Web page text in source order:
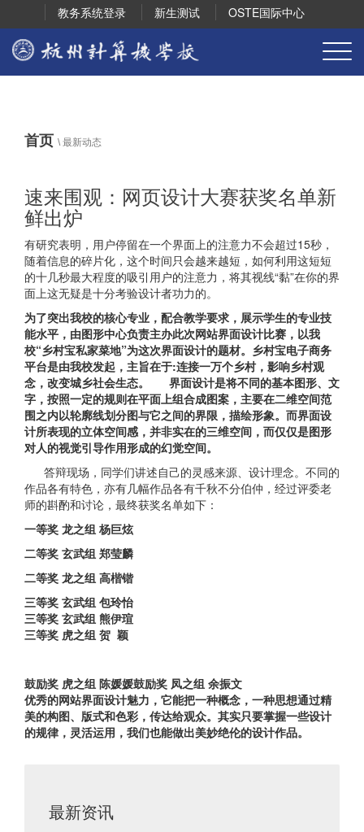
教务系统登录 新生测试 OSTE国际中心
首页 \最新动态
速来围观：网页设计大赛获奖名单新
鲜出炉
有研究表明，用户停留在一个界面上的注意力不会超过15秒，
随着信息的碎片化，这个时间只会越来越短，如何利用这短短
的十几秒最大程度的吸引用户的注意力，将其视线“黏”在你的界
面上这无疑是十分考验设计者功力的。
为了突出我校的核心专业，配合教学要求，展示学生的专业技
能水平，由图形中心负责主办此次网站界面设计比赛，以我
校“乡村宝私家菜地”为这次界面设计的题材。乡村宝电子商务
平台是由我校发起，主旨在于:连接一万个乡村，影响乡村观
念，改变城乡社会生态。
界面设计是将不同的基本图形、文
字，按照一定的规则在平面上组合成图案，主要在二维空间范
围之内以轮廓线划分图与它之间的界限，描绘形象。而界面设
计所表现的立体空间感，并非实在的三维空间，而仅仅是图形
对人的视觉引导作用形成的幻觉空间。
答辩现场，同学们讲述自己的灵感来源、设计理念。不同的
作品各有特色，亦有几幅作品各有千秋不分伯仲，经过评委老
师的斟酌和讨论，最终获奖名单如下：
一等奖 龙之组 杨巨炫
二等奖 玄武组 郑莹麟
二等奖 龙之组 高楷锴
三等奖 玄武组 包玲怡
三等奖 玄武组 熊伊瑄
三等奖 虎之组 贺 颖
鼓励奖 虎之组 陈媛媛鼓励奖 凤之组 余振文
优秀的网站界面设计魅力，它能把一种概念，一种思想通过精
美的构图、版式和色彩，传达给观众。其实只要掌握一些设计
的规律，灵活运用，我们也能做出美妙绝伦的设计作品。
最新资讯